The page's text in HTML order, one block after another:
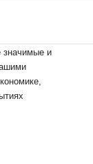
значимые и